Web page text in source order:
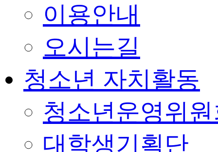
이용안내
오시는길
청소년 자치활동
청소년운영위
대학생기획단